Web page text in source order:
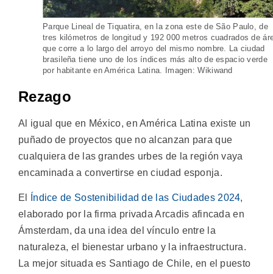
Parque Lineal de Tiquatira, en la zona este de São Paulo, de
tres kilómetros de longitud y 192 000 metros cuadrados de
que corre a lo largo del arroyo del mismo nombre. La ciudad
brasileña tiene uno de los índices más alto de espacio verde
por habitante en América Latina. Imagen: Wikiwand
Rezago
Al igual que en México, en América Latina existe un
puñado de proyectos que no alcanzan para que
cualquiera de las grandes urbes de la región vaya
encaminada a convertirse en ciudad esponja.
El Índice de Sostenibilidad de las Ciudades 2024,
elaborado por la firma privada Arcadis afincada en
Ámsterdam, da una idea del vínculo entre la
naturaleza, el bienestar urbano y la infraestructura.
La mejor situada es Santiago de Chile, en el puesto